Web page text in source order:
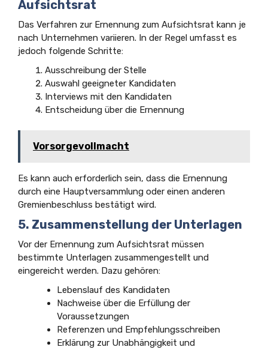
Aufsichtsrat
Das Verfahren zur Ernennung zum Aufsichtsrat kann je
nach Unternehmen variieren. In der Regel umfasst es
jedoch folgende Schritte:
Ausschreibung der Stelle
Auswahl geeigneter Kandidaten
Interviews mit den Kandidaten
Entscheidung über die Ernennung
Vorsorgevollmacht
Es kann auch erforderlich sein, dass die Ernennung
durch eine Hauptversammlung oder einen anderen
Gremienbeschluss bestätigt wird.
5. Zusammenstellung der Unterlagen
Vor der Ernennung zum Aufsichtsrat müssen
bestimmte Unterlagen zusammengestellt und
eingereicht werden. Dazu gehören:
Lebenslauf des Kandidaten
Nachweise über die Erfüllung der
Voraussetzungen
Referenzen und Empfehlungsschreiben
Erklärung zur Unabhängigkeit und